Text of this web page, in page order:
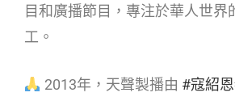
目和廣播節目，專注於華人世界
工。
2013年，天聲製播由 #寇紹